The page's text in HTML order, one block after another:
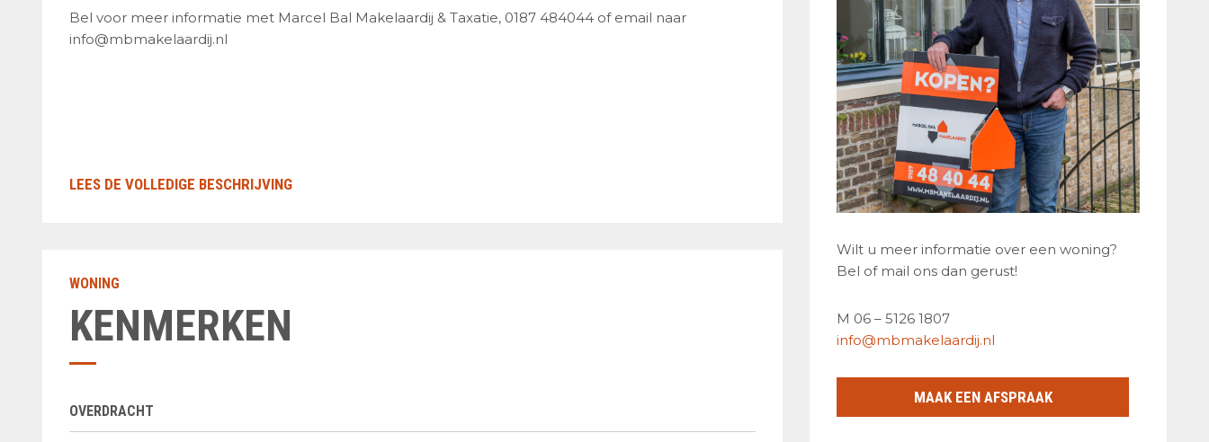
Bel voor meer informatie met Marcel Bal Makelaardij & Taxatie, 0187 484044 of email naar
info@mbmakelaardij.nl
WONING
KENMERKEN
OVERDRACHT
Wilt u meer informatie over een woning?
Bel of mail ons dan gerust!
M 06 – 5126 1807
info@mbmakelaardij.nl
MAAK EEN AFSPRAAK